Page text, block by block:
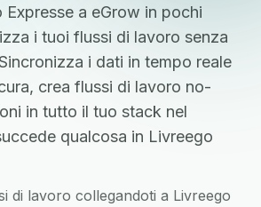
a eGrow in pochi
i tuoi flussi di lavoro senza
i dati in tempo reale
crea flussi di lavoro no-
in tutto il tuo stack nel
qualcosa in Livreego
di lavoro collegandoti a Livreego